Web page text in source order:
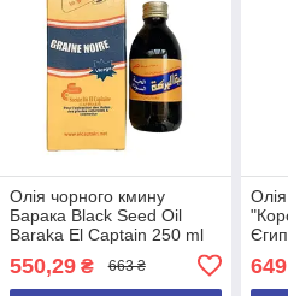
Олія чорного кмину
Барака Black Seed Oil
Baraka El Captain 250 ml
550,29₴ 663 ₴